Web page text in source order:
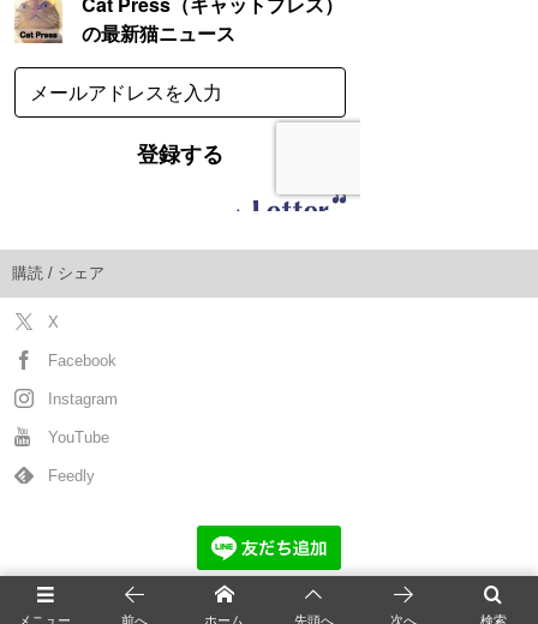
購読 / シェア
X
Facebook
Instagram
YouTube
Feedly
猫の新着記事
メニュー 検索
前へ ホーム 先頭へ 次へ